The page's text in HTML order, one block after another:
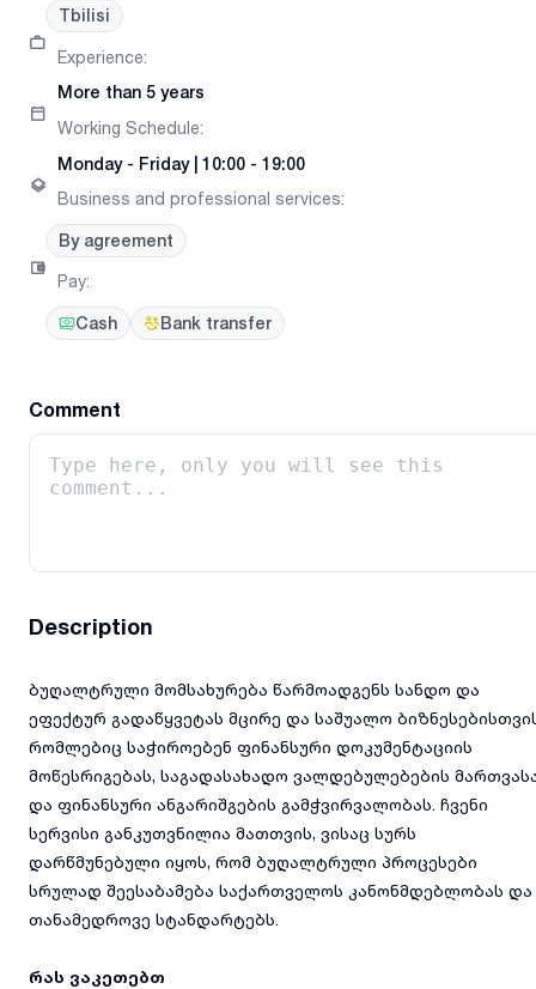
Tbilisi
Experience:
More than 5 years
Working Schedule:
Monday- Friday| 10:00 - 19:00
Business and professional services:
By agreement
Pay:
Cash Bank transfer
Comment
Description
ბუღალტრული მომსახურება წარმოადგენს სანდო და
ეფექტურ გადაწყვეტას მცირე და საშუალო
რომლებიც საჭიროებენ ფინანსური დოკუმენტაციის
მოწესრიგებას, საგადასახადო ვალდებულებების
და ფინანსური ანგარიშგების გამჭვირვალობას. ჩვენი
სერვისი განკუთვნილია მათთვის, ვისაც სურს
დარწმუნებული იყოს, რომ ბუღალტრული პროცესები
სრულად შეესაბამება საქართველოს კანონმდებლობას და
თანამედროვე სტანდარტებს.
რას ვაკეთებთ